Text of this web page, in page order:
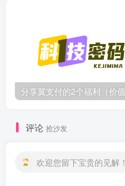
评论 抢沙发
欢迎您留下宝贵的见解！